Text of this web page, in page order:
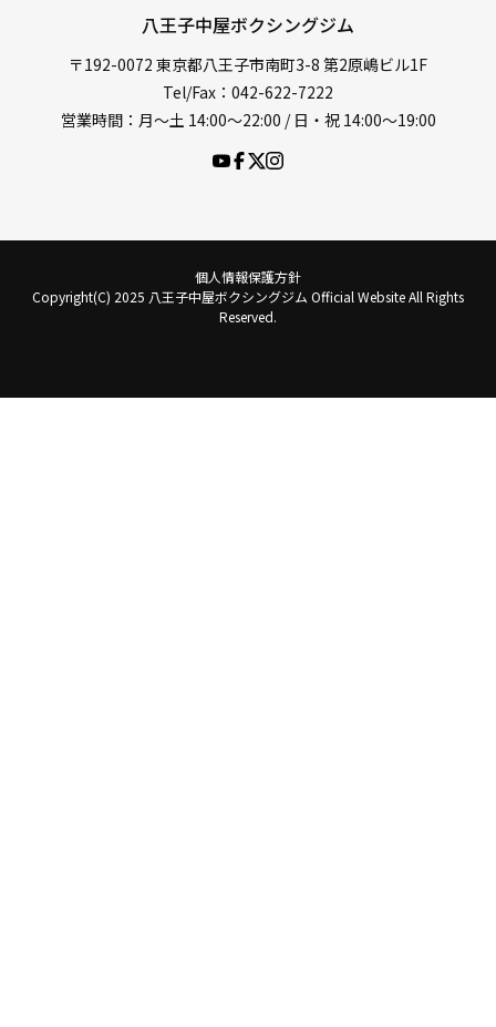
八王子中屋ボクシングジム
〒192-0072 東京都八王子市南町3-8 第2原嶋ビル1F
Tel/Fax：042-622-7222
営業時間：月〜土 14:00〜22:00 / 日・祝 14:00〜19:00
個人情報保護方針
Copyright(C) 2025 八王子中屋ボクシングジム Official Website All Rights
Reserved.